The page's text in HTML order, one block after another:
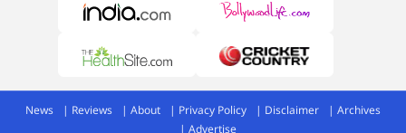
News Reviews About Privacy Policy Disclaimer
Archives
Advertise